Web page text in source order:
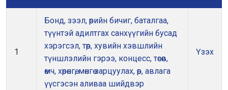
1
Бонд, зээл, өрийн бичиг, баталгаа,
түүнтэй адилтгах санхүүгийн бусад
хэрэгсэл, төр, хувийн хэвшлийн
түншлэлийн гэрээ, концесс, төсөв,
өмч, хөрөнгө, мөнгө зарцуулах, өр, авлага
үүсгэсэн аливаа шийдвэр
Үзэх